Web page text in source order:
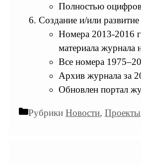
Полностью
Создание и/или
Номера 2013-2016
материала журнала
Все номера
Архив журнала за
Обновлен портал
Рубрики Новости, Проекты